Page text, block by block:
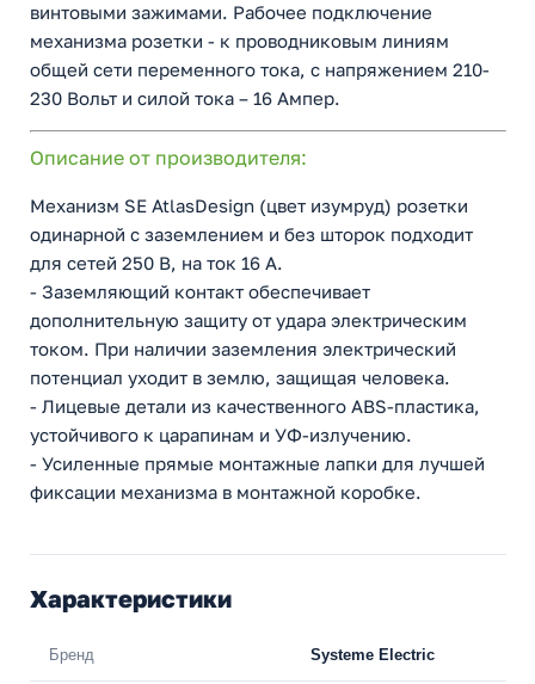
винтовыми зажимами. Рабочее подключение
механизма розетки - к проводниковым линиям
общей сети переменного тока, с напряжением 210-
230 Вольт и силой тока – 16 Ампер.
Описание от производителя:
Механизм SE AtlasDesign (цвет изумруд) розетки
одинарной с заземлением и без шторок подходит
для сетей 250 В, на ток 16 А.
- Заземляющий контакт обеспечивает
дополнительную защиту от удара электрическим
током. При наличии заземления электрический
потенциал уходит в землю, защищая человека.
- Лицевые детали из качественного ABS-пластика,
устойчивого к царапинам и УФ-излучению.
- Усиленные прямые монтажные лапки для лучшей
фиксации механизма в монтажной коробке.
Характеристики
Бренд Systeme Electric